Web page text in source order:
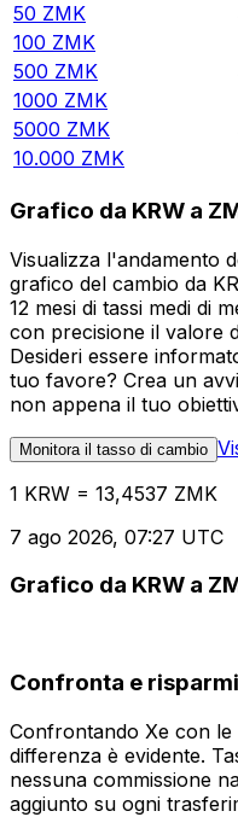
50 ZMK
100 ZMK
500 ZMK
1000 ZMK
5000 ZMK
10.000 ZMK
Grafico da KRW a
Visualizza l'andamento
grafico del cambio da
12 mesi di tassi medi di
con precisione il valore
Desideri essere
tuo favore? Crea un
non appena il tuo
Monitora il tasso di cambio
1 KRW = 13,4537 ZMK
7 ago 2026, 07:27 UTC
Grafico da KRW a
Confronta e
Confrontando Xe con
differenza è evidente.
nessuna commissione
aggiunto su ogni